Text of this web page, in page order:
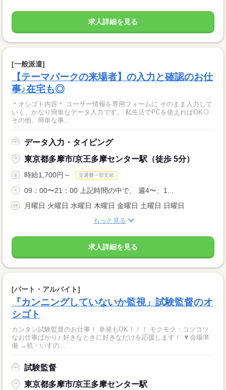
求人詳細を見る
[一般派遣]
【テーマパークの来場者】の入力と確認のお仕
事♪在宅も◎
＊オシゴト内容＊ ユーザー情報を専用フォームに そのまま入力して
いく、かなり簡単なデータ入力です。 私生活でPCを使えればOK◎
その他、簡単な事...
データ入力・タイピング
東京都多摩市/京王多摩センター駅（徒歩 5分）
時給1,700円～ 交通費一部支給
09：00〜21：00 上記時間の中で、 週4〜、1...
月曜日 火曜日 水曜日 木曜日 金曜日 土曜日 日曜日
もっと見る
求人詳細を見る
[パート・アルバイト]
『カンニングしていないか監視」試験監督のオ
シゴト
カンタン試験監督のお仕事！ 単発もOK！！！ モクモク・コツコツ
なお仕事ばかり♪ 好きなときに好きなだけを応援します！ ▼会場準
備 →机・いすの...
試験監督
東京都多摩市/京王多摩センター駅